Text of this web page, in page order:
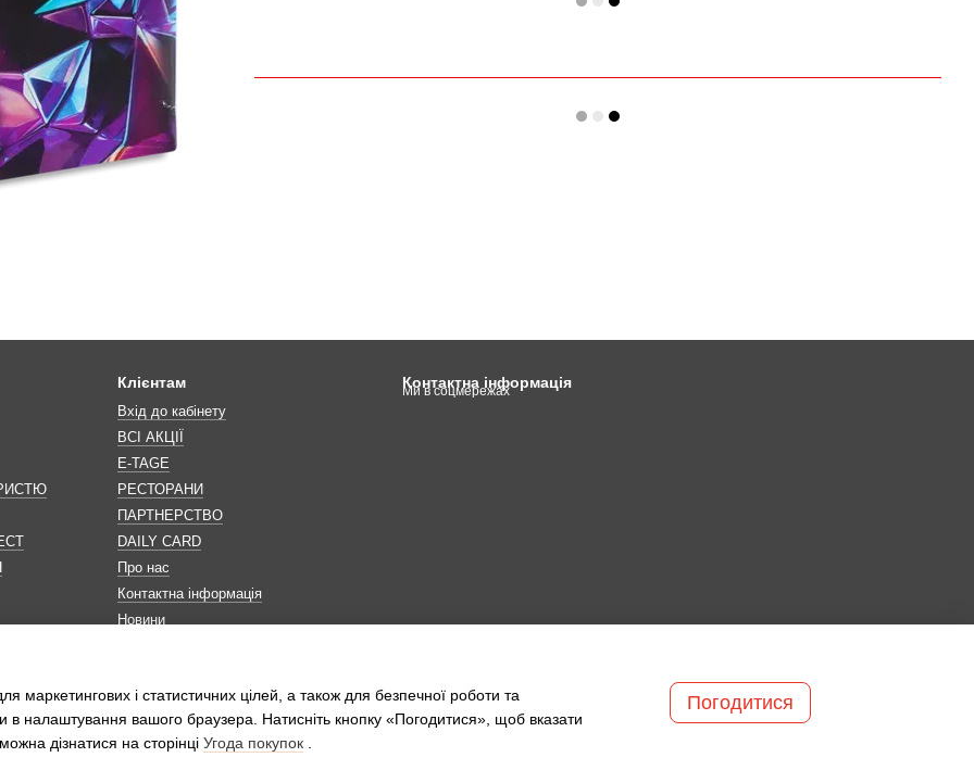
Клієнтам
Вхід до кабінету
ВСІ АКЦІЇ
E-TAGE
РЕСТОРАНИ
ПАРТНЕРСТВО
DAILY CARD
Про нас
Контактна інформація
Новини
Контактна інформація
Ми в соцмережах
і статистичних цілей, а також для безпечної роботи та
в налаштування вашого браузера. Натисніть кнопку «Погодитися», щоб вказати
дізнатися на сторінці Угода покупок
Погодитися